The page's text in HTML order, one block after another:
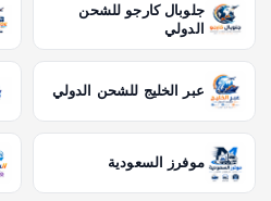
جلوبال كارجو للشحن
الدولي
عبر الخليج للشحن الدولي
موفرز السعودية